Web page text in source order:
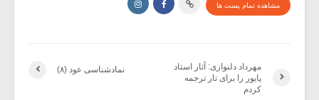
مشاهده تمام پست ها
نماد‌شناسی عود (۸)
مهرداد دلنوازی: آثار استاد
پایور را برای تار ترجمه
کردم